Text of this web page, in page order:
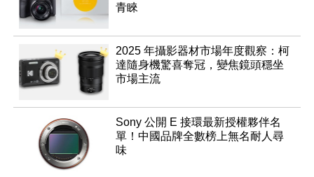
青睞
2025 年攝影器材市場年度觀察：柯
達隨身機驚喜奪冠，變焦鏡頭穩坐
市場主流
Sony 公開 E 接環最新授權夥伴名
單！中國品牌全數榜上無名耐人尋
味